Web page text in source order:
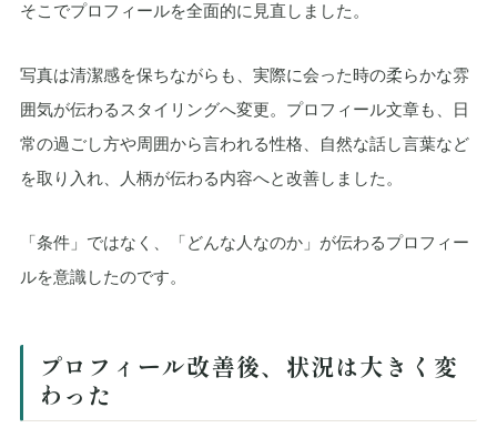
そこでプロフィールを全面的に見直しました。
写真は清潔感を保ちながらも、実際に会った時の柔らかな雰
囲気が伝わるスタイリングへ変更。プロフィール文章も、日
常の過ごし方や周囲から言われる性格、自然な話し言葉など
を取り入れ、人柄が伝わる内容へと改善しました。
「条件」ではなく、「どんな人なのか」が伝わるプロフィー
ルを意識したのです。
プロフィール改善後、状況は大きく変
わった